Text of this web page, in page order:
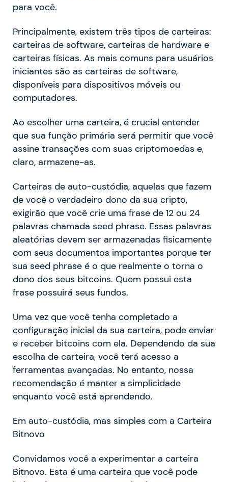
para você.
Principalmente, existem três tipos de carteiras:
carteiras de software, carteiras de hardware e
carteiras físicas. As mais comuns para usuários
iniciantes são as carteiras de software,
disponíveis para dispositivos móveis ou
computadores.
Ao escolher uma carteira, é crucial entender
que sua função primária será permitir que você
assine transações com suas criptomoedas e,
claro, armazene-as.
Carteiras de auto-custódia, aquelas que fazem
de você o verdadeiro dono da sua cripto,
exigirão que você crie uma frase de 12 ou 24
palavras chamada seed phrase. Essas palavras
aleatórias devem ser armazenadas fisicamente
com seus documentos importantes porque ter
sua seed phrase é o que realmente o torna o
dono dos seus bitcoins. Quem possui esta
frase possuirá seus fundos.
Uma vez que você tenha completado a
configuração inicial da sua carteira, pode enviar
e receber bitcoins com ela. Dependendo da sua
escolha de carteira, você terá acesso a
ferramentas avançadas. No entanto, nossa
recomendação é manter a simplicidade
enquanto você está aprendendo.
Em auto-custódia, mas simples com a Carteira
Bitnovo
Convidamos você a experimentar a carteira
Bitnovo. Esta é uma carteira que você pode